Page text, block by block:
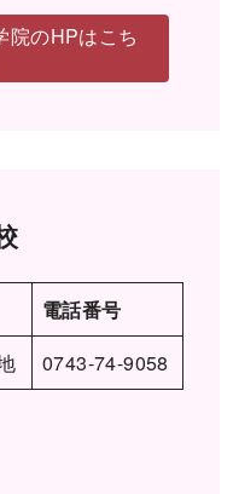
院のHPはこち
電話番号
0743-74-9058